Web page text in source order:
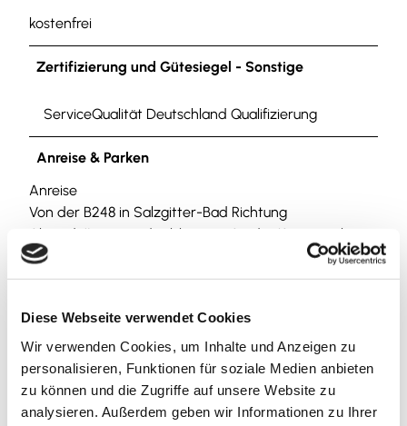
Diese Webseite verwendet Cookies
Wir verwenden Cookies, um Inhalte und Anzeigen zu
personalisieren, Funktionen für soziale Medien anbieten
zu können und die Zugriffe auf unsere Website zu
analysieren. Außerdem geben wir Informationen zu Ihrer
kostenfrei
Zertifizierung und Gütesiegel - Sonstige
ServiceQualität Deutschland Qualifizierung
Anreise & Parken
Anreise
Von der B248 in Salzgitter-Bad Richtung
Altstadt/Innenstadt abbiegen. An der Kreuzung bei
McDonald's geradeaus und an der nächsten Kreuzung
bei der Vöpstedter Ruine nach links in die
Hausnummer 20 liegt wenige Meter später auf der
linken Seite.
Parken
Parkplätze stehen mit Parkscheibe an der Straße